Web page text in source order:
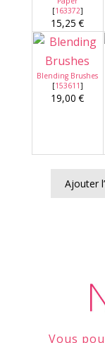
[163372]
15,25 €
Blending Brushes
[153611]
19,00 €
Ajouter
Vous